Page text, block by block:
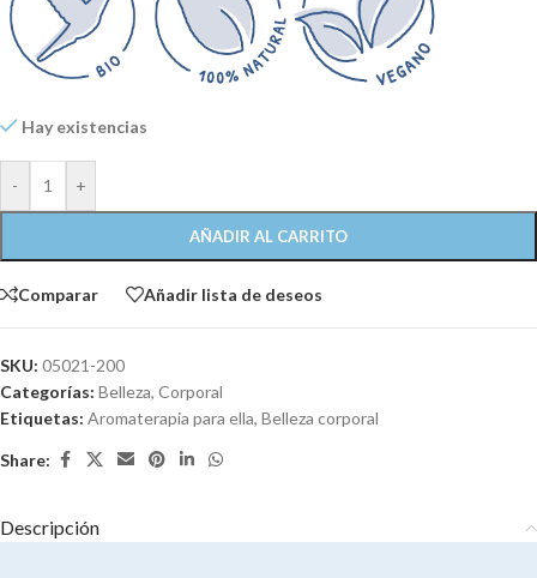
Hay existencias
- +
AÑADIR AL CARRITO
Comparar Añadir lista de deseos
SKU: 05021-200
Categorías: Belleza, Corporal
Etiquetas: Aromaterapia para ella, Belleza corporal
Share:
Descripción